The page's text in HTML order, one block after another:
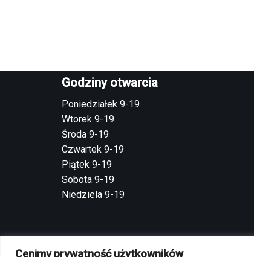
Cenimy prywatność użytkowników
Godziny otwarcia
Poniedziałek 9-19
Wtorek 9-19
Środa 9-19
Czwartek 9-19
Piątek 9-19
Sobota 9-19
Niedziela 9-19